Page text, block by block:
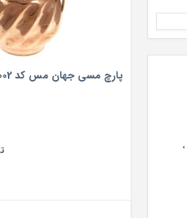
،
پارچ مسی جهان مس کد 8002 سایز بزرگ